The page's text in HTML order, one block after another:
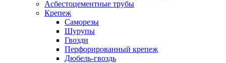
Асбестоцементные трубы
Крепеж
Саморезы
Шурупы
Гвозди
Перфорированный крепеж
Дюбель-гвоздь